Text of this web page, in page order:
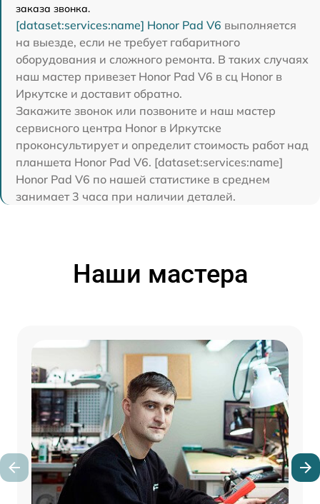
заказа звонка.
[dataset:services:name] Honor Pad V6 выполняется
на выезде, если не требует габаритного
оборудования и сложного ремонта. В таких случаях
наш мастер привезет Honor Pad V6 в сц Honor в
Иркутске и доставит обратно.
Закажите звонок или позвоните и наш мастер
сервисного центра Honor в Иркутске
проконсультирует и определит стоимость работ над
планшета Honor Pad V6. [dataset:services:name]
Honor Pad V6 по нашей статистике в среднем
занимает 3 часа при наличии деталей.
Наши мастера